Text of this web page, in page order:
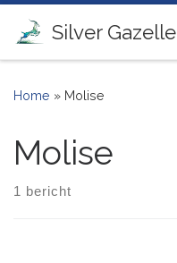
Ga naar inhoud
Silver Gazelle
Home » Molise
Molise
1 bericht